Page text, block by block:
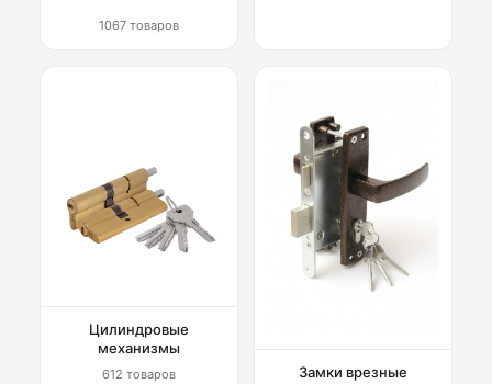
1067 товаров
Цилиндровые
механизмы
612 товаров Замки врезные